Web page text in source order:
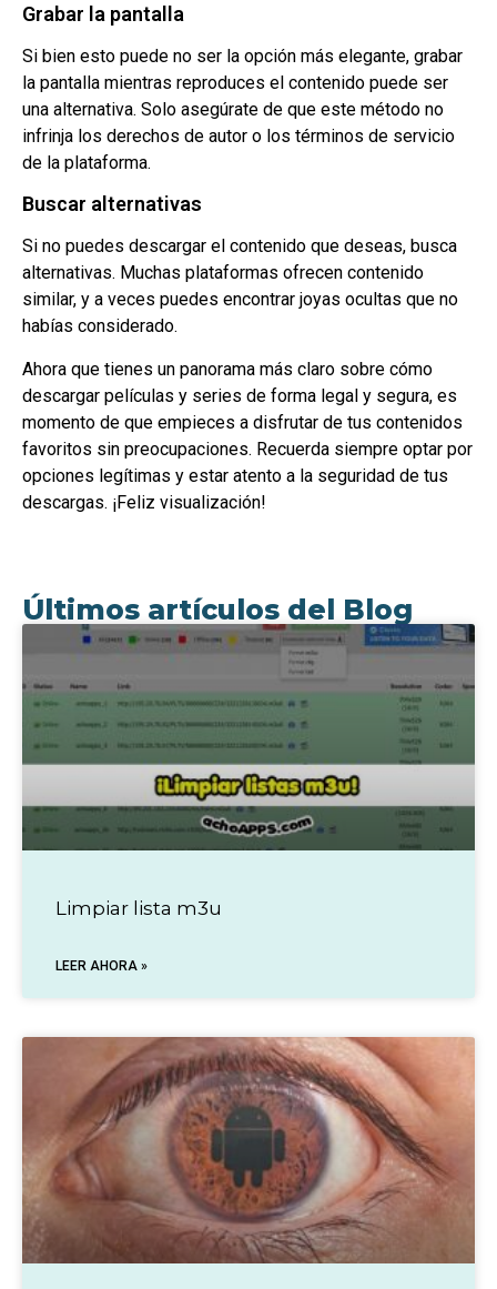
Grabar la pantalla
Si bien esto puede no ser la opción más elegante, grabar
la pantalla mientras reproduces el contenido puede ser
una alternativa. Solo asegúrate de que este método no
infrinja los derechos de autor o los términos de servicio
de la plataforma.
Buscar alternativas
Si no puedes descargar el contenido que deseas, busca
alternativas. Muchas plataformas ofrecen contenido
similar, y a veces puedes encontrar joyas ocultas que no
habías considerado.
Ahora que tienes un panorama más claro sobre cómo
descargar películas y series de forma legal y segura, es
momento de que empieces a disfrutar de tus contenidos
favoritos sin preocupaciones. Recuerda siempre optar por
opciones legítimas y estar atento a la seguridad de tus
descargas. ¡Feliz visualización!
Últimos artículos del Blog
Limpiar lista m3u
LEER AHORA »